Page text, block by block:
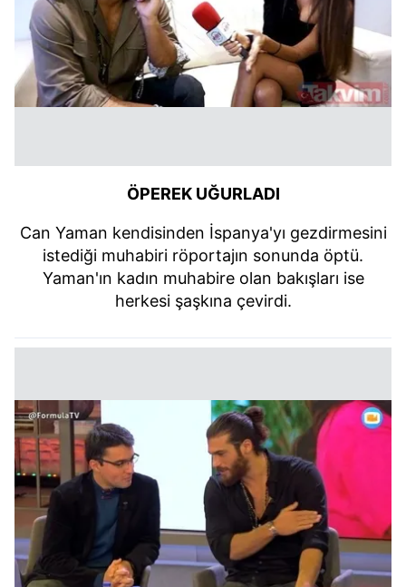
ÖPEREK UĞURLADI
Can Yaman kendisinden İspanya'yı gezdirmesini
istediği muhabiri röportajın sonunda öptü.
Yaman'ın kadın muhabire olan bakışları ise
herkesi şaşkına çevirdi.